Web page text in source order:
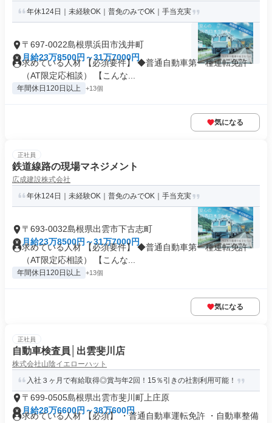
年休124日｜未経験OK｜普免のみでOK｜手当充実
〒697-0022島根県浜田市浅井町
月給23万8500円～31万7000円
求めている人材 【必須要件】 ◆普通自動車第一種運転免許
（AT限定応相談） 【こんな...
年間休日120日以上 +13個
気になる
正社員
鉄道線路の現場マネジメント
広成建設株式会社
年休124日｜未経験OK｜普免のみでOK｜手当充実
〒693-0032島根県出雲市下古志町
月給23万8500円～31万7000円
求めている人材 【必須要件】 ◆普通自動車第一種運転免許
（AT限定応相談） 【こんな...
年間休日120日以上 +13個
気になる
正社員
自動車検査員│出雲斐川店
株式会社山陰イエローハット
入社３ヶ月で有給取得◎賞与年2回！15％引きの社割利用可能！
〒699-0505島根県出雲市斐川町上庄原
月給28万6600円～38万600円
求めている人材 【必須】 ・普通自動車運転免許 ・自動車整備